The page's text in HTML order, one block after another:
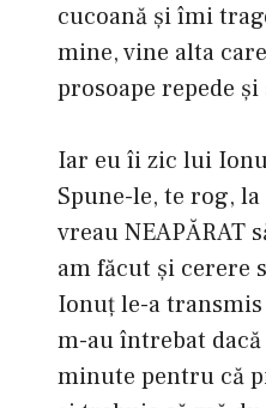
cucoană şi îmi
mine, vine alta
prosoape repede şi
Iar eu îi zic lui
Spune-le, te rog,
vreau NEAPĂRAT
am făcut şi cerere
Ionuţ le-a
m-au întrebat
minute pentru că